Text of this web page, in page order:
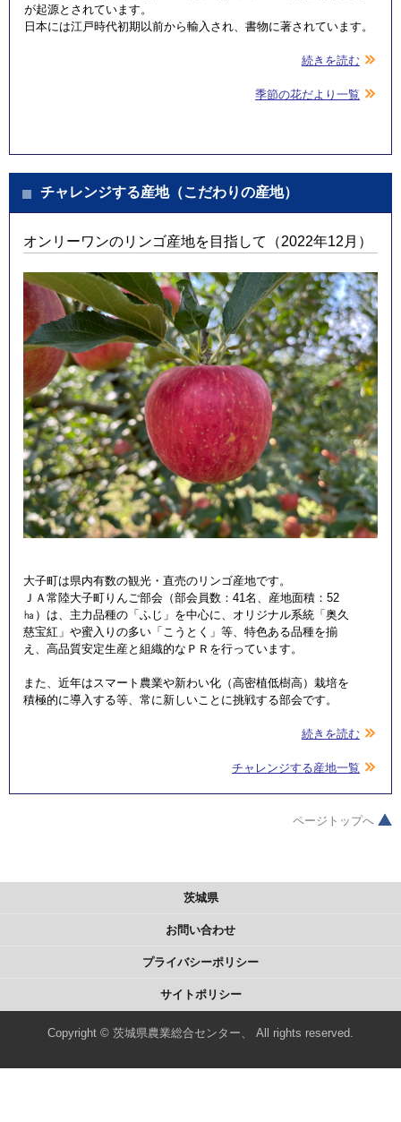
が起源とされています。
日本には江戸時代初期以前から輸入され、書物に著されています。
続きを読む
季節の花だより一覧
チャレンジする産地（こだわりの産地）
オンリーワンのリンゴ産地を目指して（2022年12月）
大子町は県内有数の観光・直売のリンゴ産地です。
ＪＡ常陸大子町りんご部会（部会員数：41名、産地面積：52
㏊）は、主力品種の「ふじ」を中心に、オリジナル系統「奥久
慈宝紅」や蜜入りの多い「こうとく」等、特色ある品種を揃
え、高品質安定生産と組織的なＰＲを行っています。
また、近年はスマート農業や新わい化（高密植低樹高）栽培を
積極的に導入する等、常に新しいことに挑戦する部会です。
続きを読む
チャレンジする産地一覧
ページトップへ
茨城県
お問い合わせ
プライバシーポリシー
サイトポリシー
Copyright © 茨城県農業総合センター、 All rights reserved.